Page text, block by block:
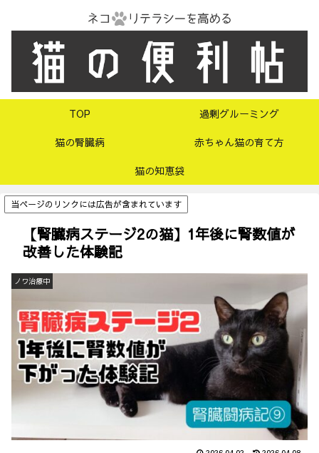
TOP
過剰グルーミング
猫の腎臓病
赤ちゃん猫の育て方
猫の知恵袋
当ページのリンクには広告が含まれています
【腎臓病ステージ2の猫】1年後に腎数値が
改善した体験記
ノワ治療中